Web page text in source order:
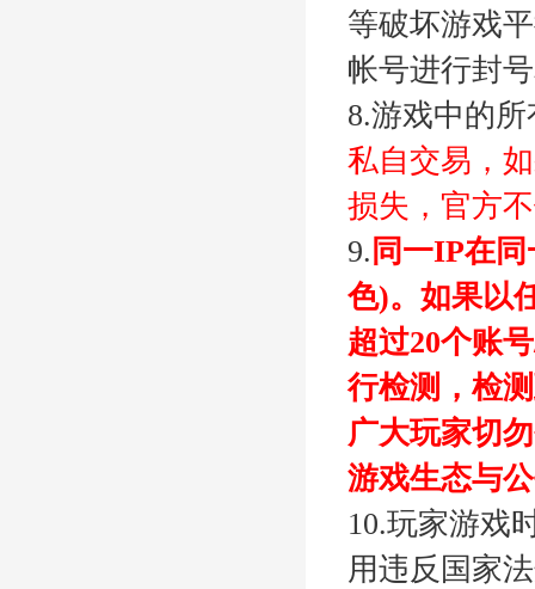
等破坏游戏
帐号进行封
8.游戏中的
私自交易，
损失，官方
9. 同一IP在
色)。如果以
超过20个账
行检测，检
广大玩家切
游戏生态与
10.玩家游戏
用违反国家